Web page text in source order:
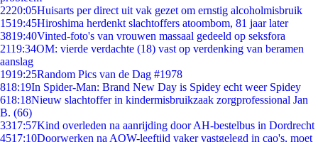
2220:05Huisarts per direct uit vak gezet om ernstig alcoholmisbruik
1519:45Hiroshima herdenkt slachtoffers atoombom, 81 jaar later
3819:40Vinted-foto's van vrouwen massaal gedeeld op seksfora
2119:34OM: vierde verdachte (18) vast op verdenking van beramen
aanslag
1919:25Random Pics van de Dag #1978
818:19In Spider-Man: Brand New Day is Spidey echt weer Spidey
618:18Nieuw slachtoffer in kindermisbruikzaak zorgprofessional Jan
B. (66)
3317:57Kind overleden na aanrijding door AH-bestelbus in Dordrecht
4517:10Doorwerken na AOW-leeftijd vaker vastgelegd in cao's, moet